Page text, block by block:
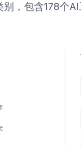
别，包含178个